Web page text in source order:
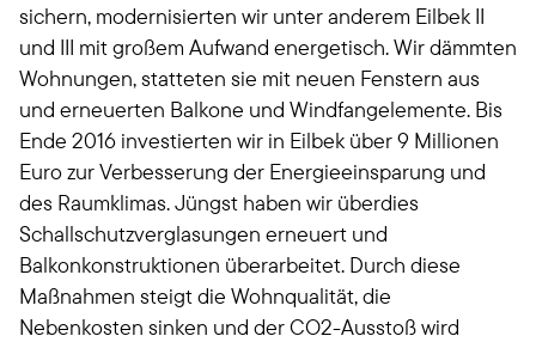
sichern, modernisierten wir unter anderem Eilbek II
und III mit großem Aufwand energetisch. Wir dämmten
Wohnungen, statteten sie mit neuen Fenstern aus
und erneuerten Balkone und Windfangelemente. Bis
Ende 2016 investierten wir in Eilbek über 9 Millionen
Euro zur Verbesserung der Energieeinsparung und
des Raumklimas. Jüngst haben wir überdies
Schallschutzverglasungen erneuert und
Balkonkonstruktionen überarbeitet. Durch diese
Maßnahmen steigt die Wohnqualität, die
Nebenkosten sinken und der CO2-Ausstoß wird